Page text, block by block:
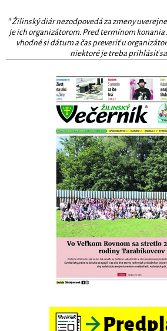
* Žilinský diár nezodpovedá za zmeny
je ich organizátorom. Pred termínom
vhodné si dátum a čas preveriť u
niektoré je treba prihlásiť